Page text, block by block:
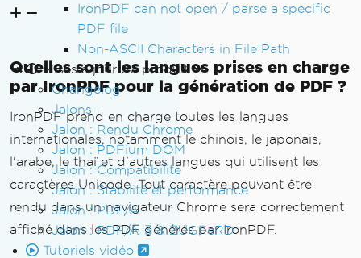
IronPDF can not open / parse a specific
PDF file
Non-ASCII Characters in File Path
Mises à jour du produit
Changelog
Jalons
Jalon : Rendu Chrome
Jalon : PDFium DOM
Jalon : Compatibilité
Jalon : Stabilité et performance
Jalon : PDF/A
Jalon : PDF/A-3 & ZUGFeRD
Tutoriels vidéo
Quelles sont les langues prises en charge
par IronPDF pour la génération de PDF ?
IronPDF prend en charge toutes les langues
internationales, notamment le chinois, le japonais,
l'arabe, le thaï et d'autres langues qui utilisent les
caractères Unicode. Tout caractère pouvant être
rendu dans un navigateur Chrome sera correctement
affiché dans les PDF générés par IronPDF.